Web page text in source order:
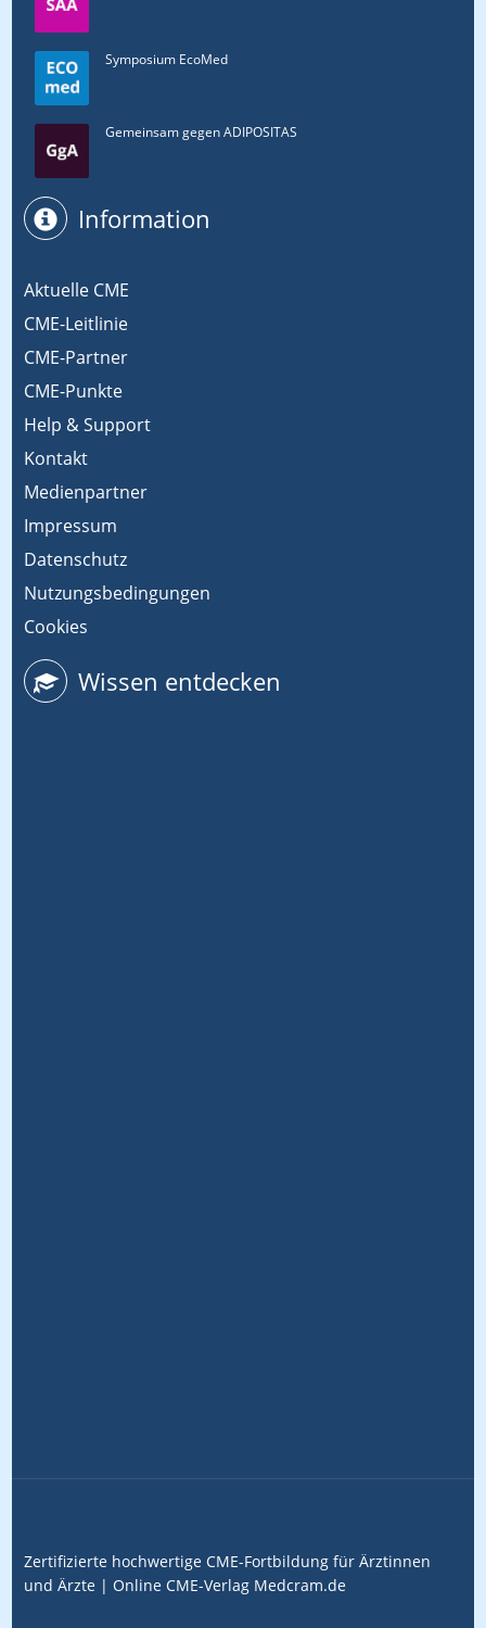
Symposium EcoMed
Gemeinsam gegen ADIPOSITAS
Information
Aktuelle CME
CME-Leitlinie
CME-Partner
CME-Punkte
Help & Support
Kontakt
Medienpartner
Impressum
Datenschutz
Nutzungsbedingungen
Cookies
Wissen entdecken
Zertifizierte hochwertige CME-Fortbildung für Ärztinnen
und Ärzte | Online CME-VerlagMedcram.de